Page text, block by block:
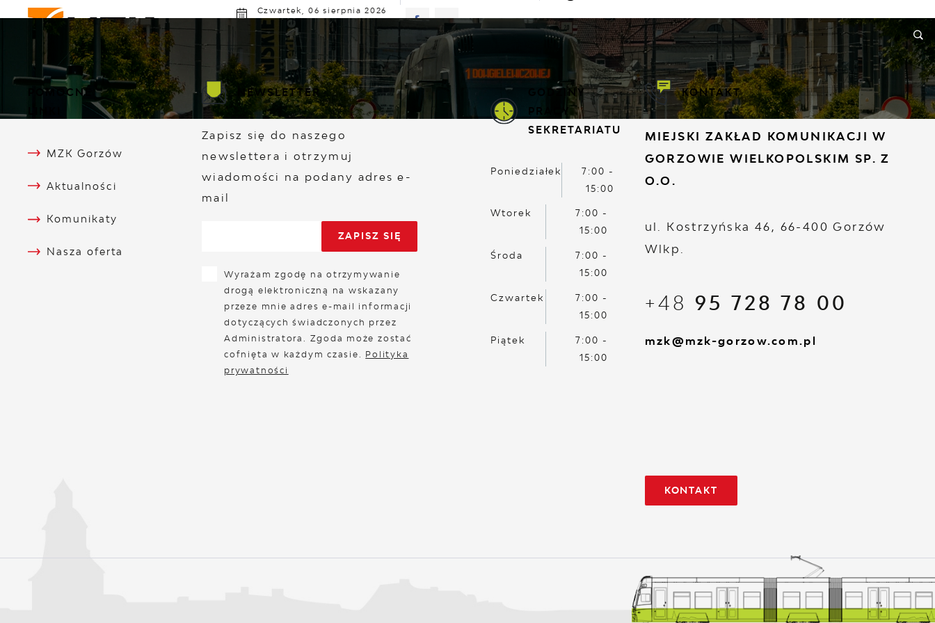
Przejdź do menu.
Przejdź do wyszukiwarki.
Przejdź do treści.
Przejdź do ustawień wielkości czcionki.
Włącz wersję kontrastową strony. Czwartek, 06 sierpnia 2026
Słonecznie
MZK GORZÓW ROZKŁAD JAZDY AKTUALNOŚCI KOMUNIKATY NASZA OFERTA INFORMACJE WNIOSKI I REKLAMACJE KONTAKT
POMOCNE
LINKI
MZK Gorzów
Aktualności
Komunikaty
Nasza oferta
NEWSLETTER
Zapisz się do naszego
newslettera i otrzymuj
wiadomości na podany adres e-
mail
Wyrażam zgodę na otrzymywanie
drogą elektroniczną na wskazany
przeze mnie adres e-mail informacji
dotyczących świadczonych przez
Administratora. Zgoda może zostać
cofnięta w każdym czasie. Polityka
prywatności
GODZINY
PRACY
SEKRETARIATU
Poniedziałek
7:00 -
15:00
Wtorek
7:00 -
15:00
Środa
7:00 -
15:00
Czwartek
7:00 -
15:00
Piątek
7:00 -
15:00
KONTAKT
MIEJSKI ZAKŁAD KOMUNIKACJI W
GORZOWIE WIELKOPOLSKIM SP. Z
O.O.
ul. Kostrzyńska 46, 66-400 Gorzów
Wlkp.
+48 95 728 78 00
mzk@mzk-gorzow.com.pl
KONTAKT